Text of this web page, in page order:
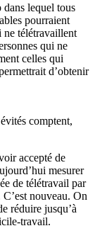
dans lequel tous
pourraient
ne télétravaillent
qui ne
celles qui
d’obtenir
comptent,
accepté de
mesurer
de télétravail par
nouveau. On
réduire jusqu’à
travail.